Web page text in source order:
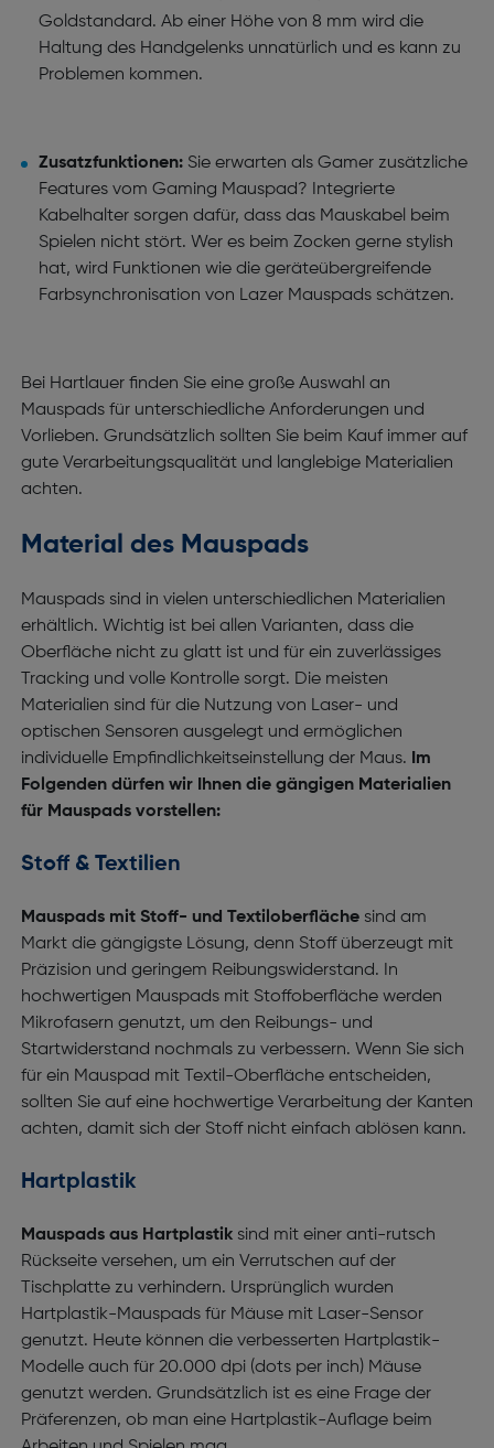
Goldstandard. Ab einer Höhe von 8 mm wird die
Haltung des Handgelenks unnatürlich und es kann zu
Problemen kommen.
Zusatzfunktionen:Sie erwarten als Gamer zusätzliche
Features vom Gaming Mauspad? Integrierte
Kabelhalter sorgen dafür, dass das Mauskabel beim
Spielen nicht stört. Wer es beim Zocken gerne stylish
hat, wird Funktionen wie die geräteübergreifende
Farbsynchronisation von Lazer Mauspads schätzen.
Bei Hartlauer finden Sie eine große Auswahl an
Mauspads für unterschiedliche Anforderungen und
Vorlieben. Grundsätzlich sollten Sie beim Kauf immer auf
gute Verarbeitungsqualität und langlebige Materialien
achten.
Material des Mauspads
Mauspads sind in vielen unterschiedlichen Materialien
erhältlich. Wichtig ist bei allen Varianten, dass die
Oberfläche nicht zu glatt ist und für ein zuverlässiges
Tracking und volle Kontrolle sorgt. Die meisten
Materialien sind für die Nutzung von Laser- und
optischen Sensoren ausgelegt und ermöglichen
individuelle Empfindlichkeitseinstellung der Maus.
Im
Folgenden dürfen wir Ihnen die gängigen Materialien
für Mauspads vorstellen:
Stoff & Textilien
Mauspads mit Stoff- und Textiloberfläche sind am
Markt die gängigste Lösung, denn Stoff überzeugt mit
Präzision und geringem Reibungswiderstand. In
hochwertigen Mauspads mit Stoffoberfläche werden
Mikrofasern genutzt, um den Reibungs- und
Startwiderstand nochmals zu verbessern. Wenn Sie sich
für ein Mauspad mit Textil-Oberfläche entscheiden,
sollten Sie auf eine hochwertige Verarbeitung der Kanten
achten, damit sich der Stoff nicht einfach ablösen kann.
Hartplastik
Mauspads aus Hartplastiksind mit einer anti-rutsch
Rückseite versehen, um ein Verrutschen auf der
Tischplatte zu verhindern. Ursprünglich wurden
Hartplastik-Mauspads für Mäuse mit Laser-Sensor
genutzt. Heute können die verbesserten Hartplastik-
Modelle auch für 20.000 dpi (dots per inch) Mäuse
genutzt werden. Grundsätzlich ist es eine Frage der
Präferenzen, ob man eine Hartplastik-Auflage beim